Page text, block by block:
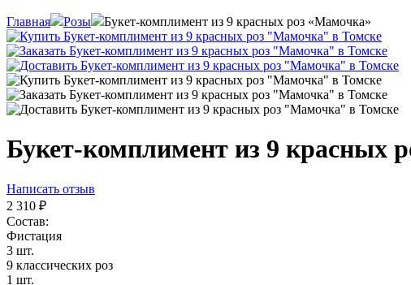
Главная Розы Букет-комплимент из 9 красных роз «Мамочка»
Букет-комплимент из 9 красных
Написать отзыв
2 310 ₽
Состав:
Фистация
3 шт.
9 классических роз
1 шт.